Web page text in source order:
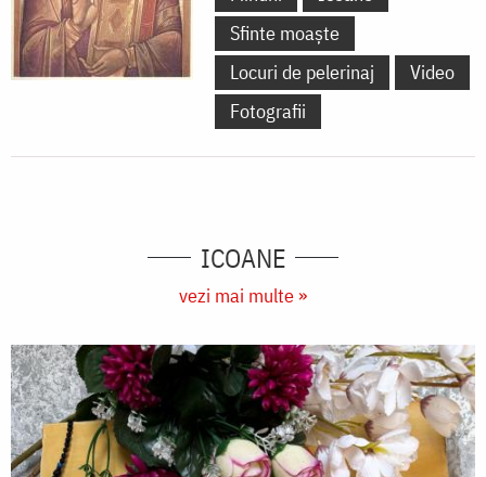
Sfinte moaște
Locuri de pelerinaj
Video
Fotografii
ICOANE
vezi mai multe »